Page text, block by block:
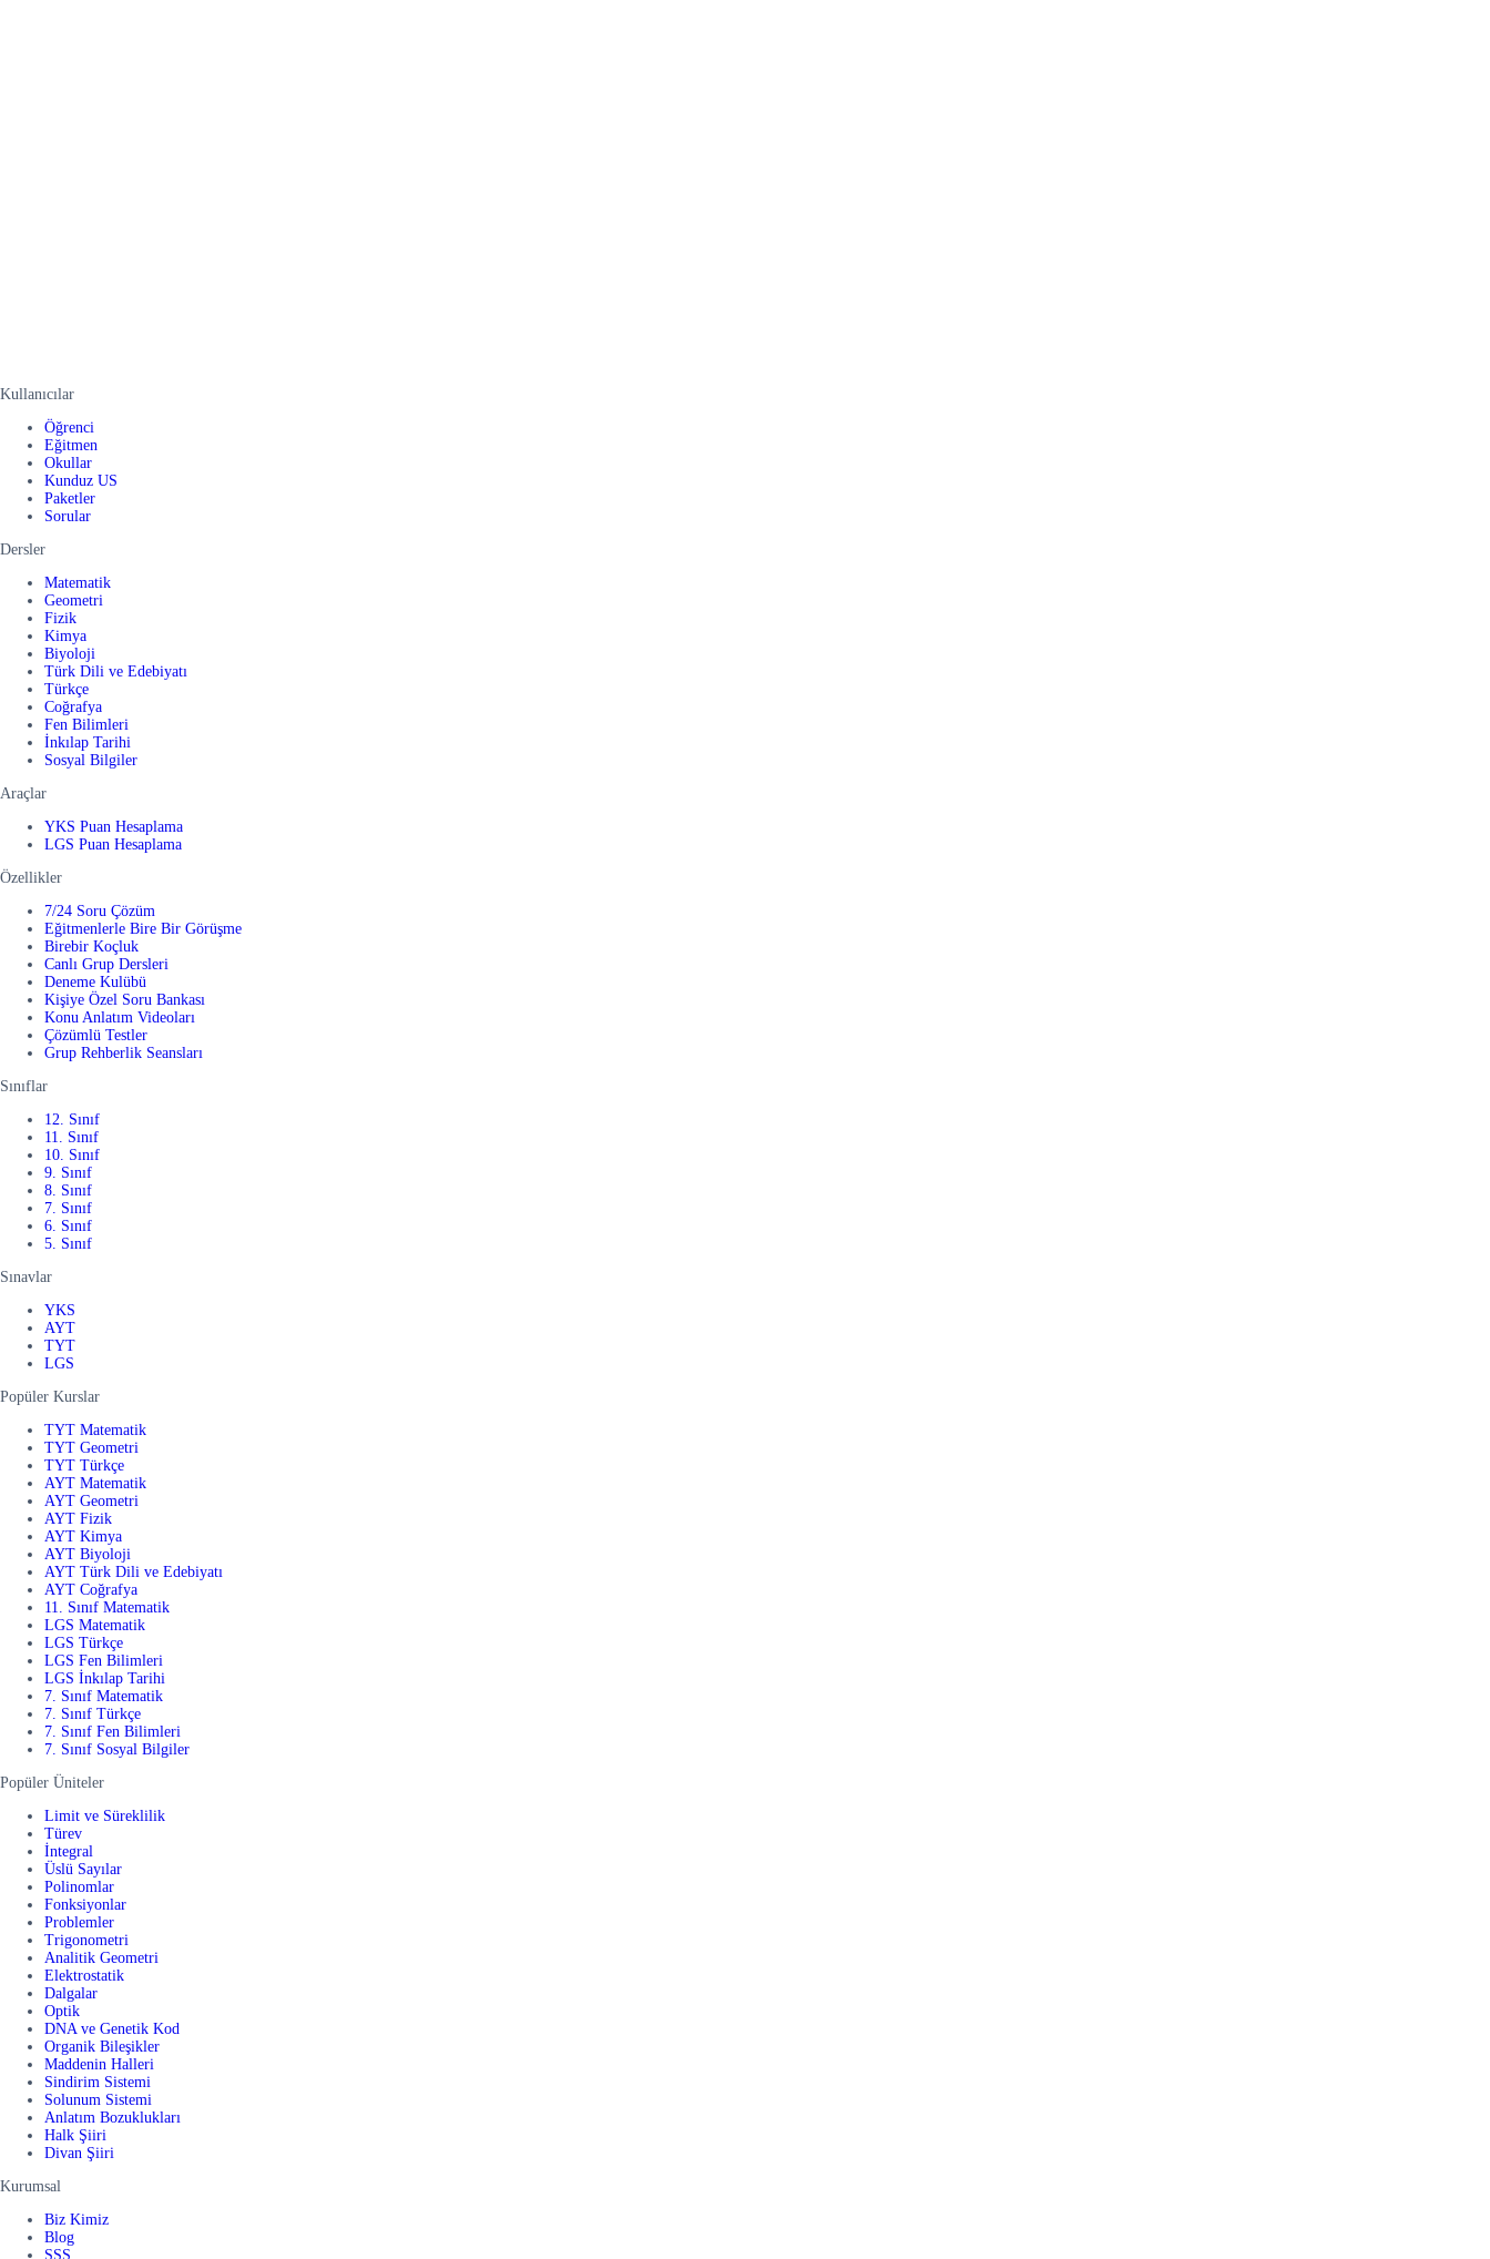
Kullanıcılar
Öğrenci
Eğitmen
Okullar
Kunduz US
Paketler
Sorular
Dersler
Matematik
Geometri
Fizik
Kimya
Biyoloji
Türk Dili ve Edebiyatı
Türkçe
Coğrafya
Fen Bilimleri
İnkılap Tarihi
Sosyal Bilgiler
Araçlar
YKS Puan Hesaplama
LGS Puan Hesaplama
Özellikler
7/24 Soru Çözüm
Eğitmenlerle Bire Bir Görüşme
Birebir Koçluk
Canlı Grup Dersleri
Deneme Kulübü
Kişiye Özel Soru Bankası
Konu Anlatım Videoları
Çözümlü Testler
Grup Rehberlik Seansları
Sınıflar
12. Sınıf
11. Sınıf
10. Sınıf
9. Sınıf
8. Sınıf
7. Sınıf
6. Sınıf
5. Sınıf
Sınavlar
YKS
AYT
TYT
LGS
Popüler Kurslar
TYT Matematik
TYT Geometri
TYT Türkçe
AYT Matematik
AYT Geometri
AYT Fizik
AYT Kimya
AYT Biyoloji
AYT Türk Dili ve Edebiyatı
AYT Coğrafya
11. Sınıf Matematik
LGS Matematik
LGS Türkçe
LGS Fen Bilimleri
LGS İnkılap Tarihi
7. Sınıf Matematik
7. Sınıf Türkçe
7. Sınıf Fen Bilimleri
7. Sınıf Sosyal Bilgiler
Popüler Üniteler
Limit ve Süreklilik
Türev
İntegral
Üslü Sayılar
Polinomlar
Fonksiyonlar
Problemler
Trigonometri
Analitik Geometri
Elektrostatik
Dalgalar
Optik
DNA ve Genetik Kod
Organik Bileşikler
Maddenin Halleri
Sindirim Sistemi
Solunum Sistemi
Anlatım Bozuklukları
Halk Şiiri
Divan Şiiri
Kurumsal
Biz Kimiz
Blog
SSS